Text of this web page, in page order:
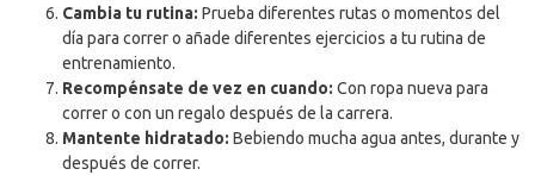
Cambia tu rutina: Prueba diferentes rutas o momentos del
día para correr o añade diferentes ejercicios a tu rutina de
entrenamiento.
Recompénsate de vez en cuando: Con ropa nueva para
correr o con un regalo después de la carrera.
Mantente hidratado: Bebiendo mucha agua antes, durante y
después de correr.